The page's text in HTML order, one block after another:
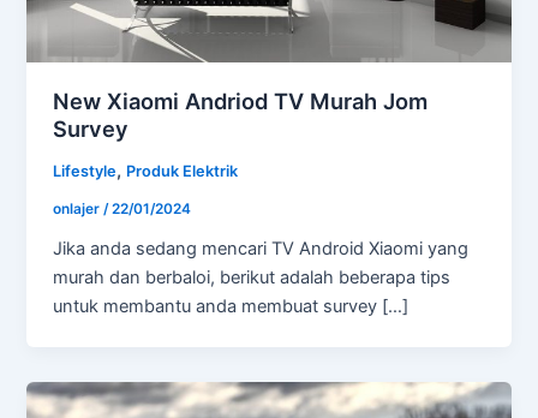
New Xiaomi Andriod TV Murah Jom
Survey
Lifestyle, Produk Elektrik
onlajer/22/01/2024
Jika anda sedang mencari TV Android Xiaomi yang
murah dan berbaloi, berikut adalah beberapa tips
untuk membantu anda membuat survey […]